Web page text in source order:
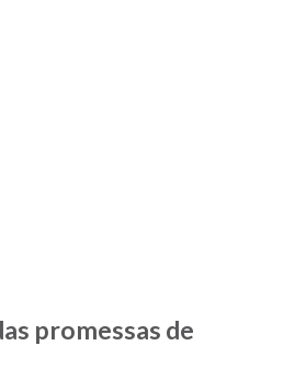
promessas de